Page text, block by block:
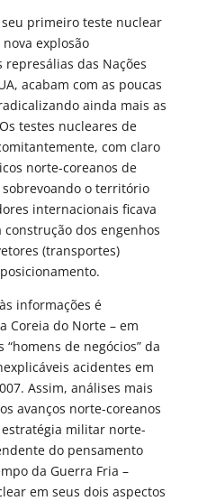
primeiro teste nuclear
explosão
represálias das Nações
acabam com as poucas
ainda mais as
testes nucleares de
com claro
norte-coreanos de
o território
internacionais ficava
dos engenhos
(transportes)
informações é
Coreia do Norte – em
de negócios” da
acidentes em
Assim, análises mais
avanços norte-coreanos
militar norte-
do pensamento
da Guerra Fria –
em seus dois aspectos